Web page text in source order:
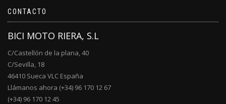
CONTACTO
BICI MOTO RIERA, S.L
C/Castellón de la plana, 40
C/Sevilla, 18
46410 Sueca VLC España
Llámanos ahora (+34) 96 170 12 67
(+34) 96 170 12 45